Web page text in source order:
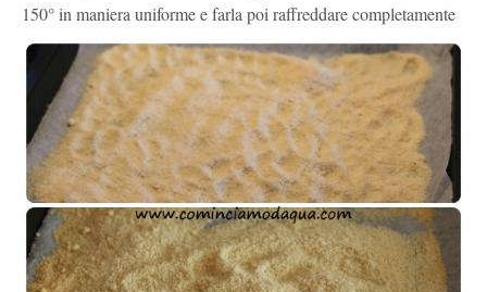
150° in maniera uniforme e farla poi raffreddare completamente